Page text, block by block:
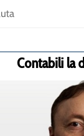
Contabili la